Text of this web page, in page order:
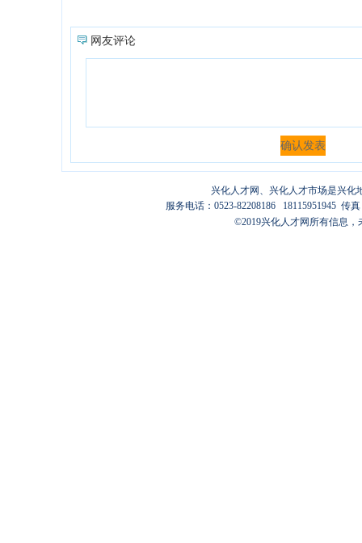
网友评论
兴化人才网 、 兴化人才市场是兴化
服务电话：0523-82208186 18115951945 传真
©2019兴化人才网 所有信息，